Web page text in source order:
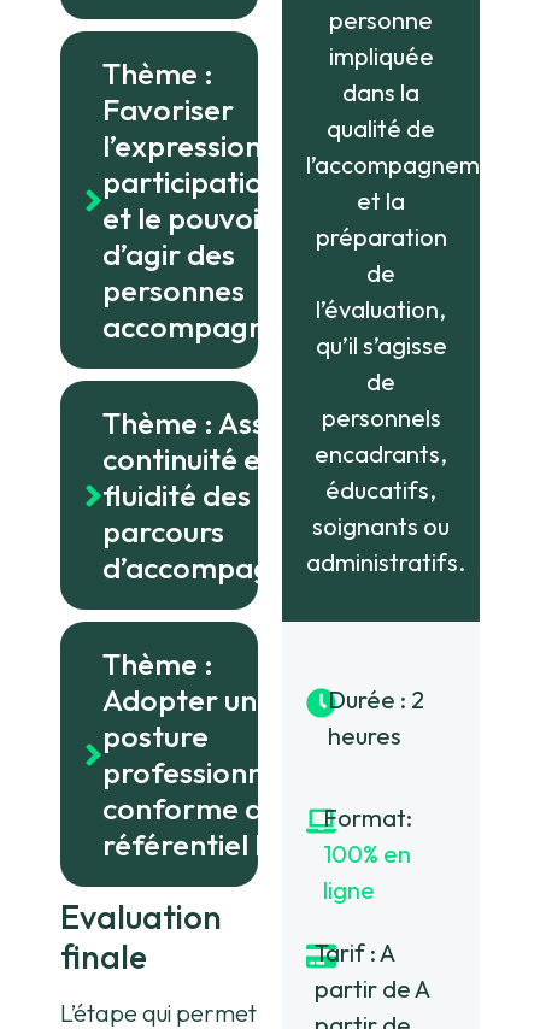
Thème :
Favoriser
l’expression, la
participation
et le pouvoir
d’agir des
personnes
accompagnées
Thème : Assurer la
continuité et la
fluidité des
parcours
d’accompagnement
Thème :
Adopter une
posture
professionnelle
conforme au
référentiel HAS
Evaluation
finale
L’étape qui permet
personne
impliquée
dans la
qualité de
l’accompagnement
et la
préparation
de
l’évaluation,
qu’il s’agisse
de
personnels
encadrants,
éducatifs,
soignants ou
administratifs.
Durée : 2
heures
Format:
100% en
ligne
Tarif : A
partir de A